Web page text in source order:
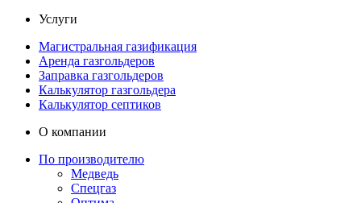
Услуги
Магистральная газификация
Аренда газгольдеров
Заправка газгольдеров
Калькулятор газгольдера
Калькулятор септиков
О компании
По производителю
Медведь
Спецгаз